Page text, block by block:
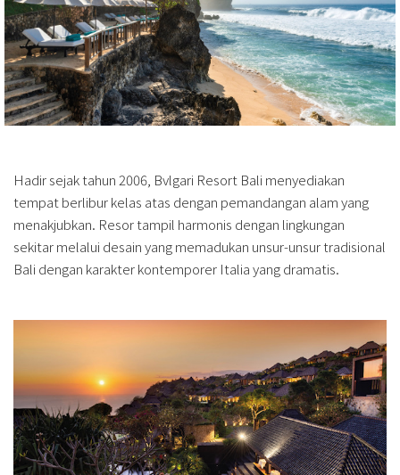
Hadir sejak tahun 2006, Bvlgari Resort Bali menyediakan
tempat berlibur kelas atas dengan pemandangan alam yang
menakjubkan. Resor tampil harmonis dengan lingkungan
sekitar melalui desain yang memadukan unsur-unsur tradisional
Bali dengan karakter kontemporer Italia yang dramatis.